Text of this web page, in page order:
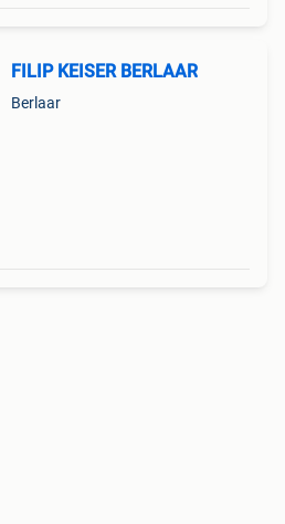
FILIP KEISER BERLAAR
Berlaar